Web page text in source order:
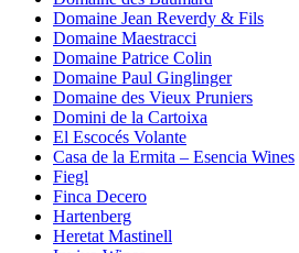
Domaine Jean Reverdy & Fils
Domaine Maestracci
Domaine Patrice Colin
Domaine Paul Ginglinger
Domaine des Vieux Pruniers
Domini de la Cartoixa
El Escocés Volante
Casa de la Ermita – Esencia Wines
Fiegl
Finca Decero
Hartenberg
Heretat Mastinell